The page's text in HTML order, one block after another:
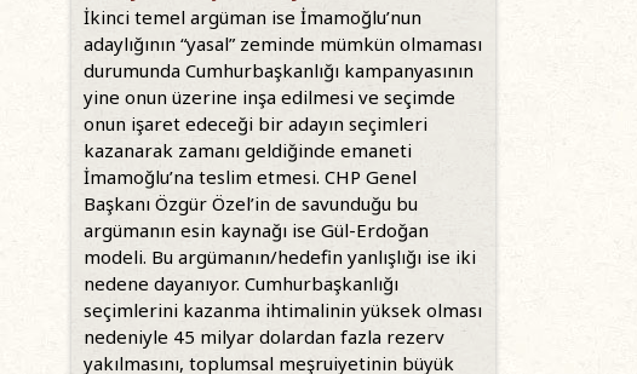
İkinci temel argüman ise İmamoğlu’nun
adaylığının “yasal” zeminde mümkün olmaması
durumunda Cumhurbaşkanlığı kampanyasının
yine onun üzerine inşa edilmesi ve seçimde
onun işaret edeceği bir adayın seçimleri
kazanarak zamanı geldiğinde emaneti
İmamoğlu’na teslim etmesi. CHP Genel
Başkanı Özgür Özel’in de savunduğu bu
argümanın esin kaynağı ise Gül-Erdoğan
modeli. Bu argümanın/hedefin yanlışlığı ise iki
nedene dayanıyor. Cumhurbaşkanlığı
seçimlerini kazanma ihtimalinin yüksek olması
nedeniyle 45 milyar dolardan fazla rezerv
yakılmasını, toplumsal meşruiyetinin büyük